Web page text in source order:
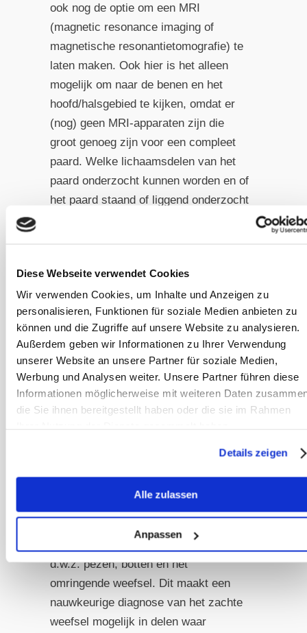
Diese Webseite verwendet Cookies
Wir verwenden Cookies, um Inhalte und Anzeigen zu
personalisieren, Funktionen für soziale Medien anbieten zu
können und die Zugriffe auf unsere Website zu analysieren.
Außerdem geben wir Informationen zu Ihrer Verwendung
unserer Website an unsere Partner für soziale Medien,
Werbung und Analysen weiter. Unsere Partner führen diese
Informationen möglicherweise mit weiteren Daten
die Sie ihnen bereitgestellt haben oder die sie im Rahmen
Details zeigen
Alle zulassen
Anpassen
ook nog de optie om een MRI
(magnetic resonance imaging of
magnetische resonantietomografie) te
laten maken. Ook hier is het alleen
mogelijk om naar de benen en het
hoofd/halsgebied te kijken, omdat er
(nog) geen MRI-apparaten zijn die
groot genoeg zijn voor een compleet
paard. Welke lichaamsdelen van het
paard onderzocht kunnen worden en of
het paard staand of liggend onderzocht
overleggen welke onderzoeken zij
kunnen uitvoeren.
MRI produceert een driedimensionaal
beeld van al het weefsel met behulp
van magnetische velden en
radiogolven, waardoor het als het ware
een combinatie is van CT en
hoge informatieve waarde, omdat aan
opgenomen en aan de andere kant de
kunnen hier worden gevisualiseerd,
d.w.z. pezen, botten en het
omringende weefsel. Dit maakt een
nauwkeurige diagnose van het zachte
weefsel mogelijk in delen waar